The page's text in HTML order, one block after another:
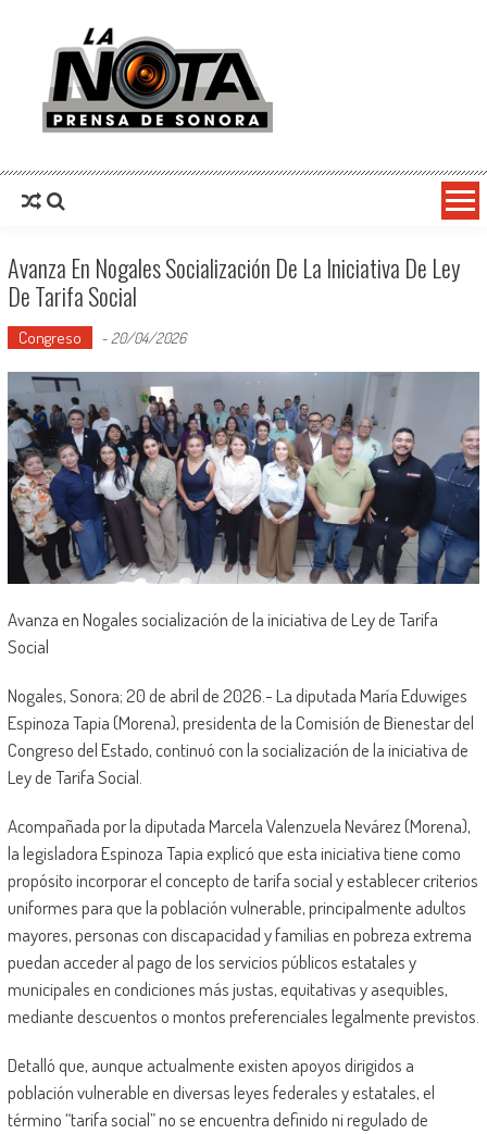
La Nota Prensa De Sonora
Avanza En Nogales Socialización De La Iniciativa De Ley
De Tarifa Social
Congreso - 20/04/2026
Avanza en Nogales socialización de la iniciativa de Ley de Tarifa
Social
Nogales, Sonora; 20 de abril de 2026.- La diputada María Eduwiges
Espinoza Tapia (Morena), presidenta de la Comisión de Bienestar del
Congreso del Estado, continuó con la socialización de la iniciativa de
Ley de Tarifa Social.
Acompañada por la diputada Marcela Valenzuela Nevárez (Morena),
la legisladora Espinoza Tapia explicó que esta iniciativa tiene como
propósito incorporar el concepto de tarifa social y establecer criterios
uniformes para que la población vulnerable, principalmente adultos
mayores, personas con discapacidad y familias en pobreza extrema
puedan acceder al pago de los servicios públicos estatales y
municipales en condiciones más justas, equitativas y asequibles,
mediante descuentos o montos preferenciales legalmente previstos.
Detalló que, aunque actualmente existen apoyos dirigidos a
población vulnerable en diversas leyes federales y estatales, el
término “tarifa social” no se encuentra definido ni regulado de